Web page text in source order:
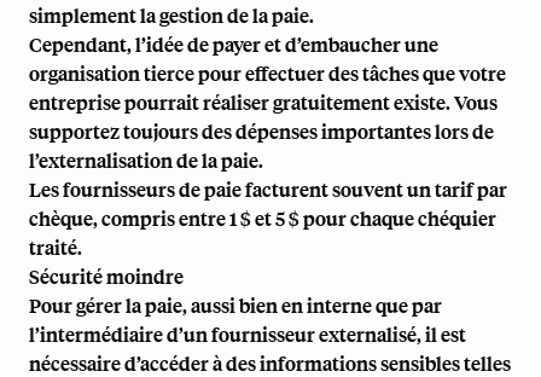
simplement la gestion de la paie.
Cependant, l’idée de payer et d’embaucher une
organisation tierce pour effectuer des tâches que votre
entreprise pourrait réaliser gratuitement existe. Vous
supportez toujours des dépenses importantes lors de
l’externalisation de la paie.
Les fournisseurs de paie facturent souvent un tarif par
chèque, compris entre 1 $ et 5 $ pour chaque chéquier
traité.
Sécurité moindre
Pour gérer la paie, aussi bien en interne que par
l’intermédiaire d’un fournisseur externalisé, il est
nécessaire d’accéder à des informations sensibles telles